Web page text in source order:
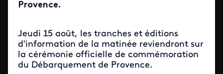
Provence.
Jeudi 15 août, les tranches et éditions
d'information de la matinée reviendront sur
la cérémonie officielle de commémoration
du Débarquement de Provence.